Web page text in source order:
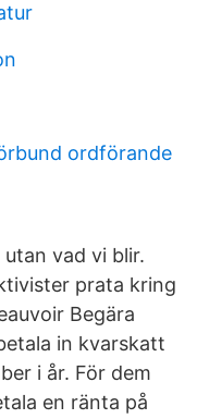
ordförande
vad vi blir.
prata kring
Begära
in kvarskatt
i år. För dem
en ränta på